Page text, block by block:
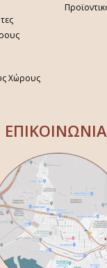
Χώρους
ΕΠΙΚΟΙΝΩΝΙΑ